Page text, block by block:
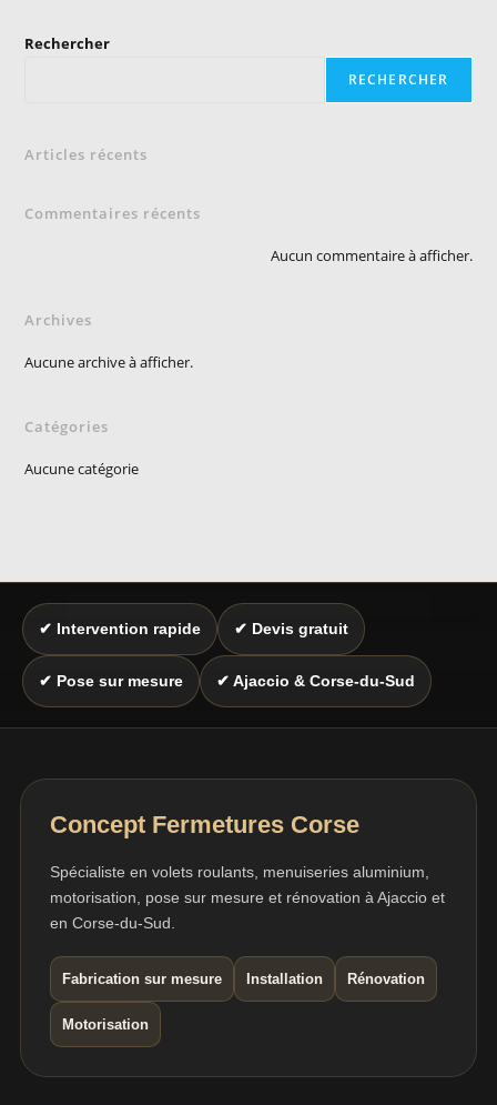
Rechercher
RECHERCHER
Articles récents
Commentaires récents
Aucun commentaire à afficher.
Archives
Aucune archive à afficher.
Catégories
Aucune catégorie
✔ Intervention rapide ✔ Devis gratuit
✔ Pose sur mesure ✔ Ajaccio & Corse-du-Sud
Concept Fermetures Corse
Spécialiste en volets roulants, menuiseries aluminium,
motorisation, pose sur mesure et rénovation à Ajaccio et
en Corse-du-Sud.
Fabrication sur mesure Installation Rénovation
Motorisation